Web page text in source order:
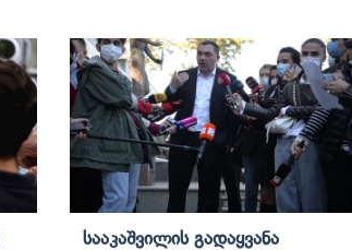
Სააკაშვილის Გადაყვანა